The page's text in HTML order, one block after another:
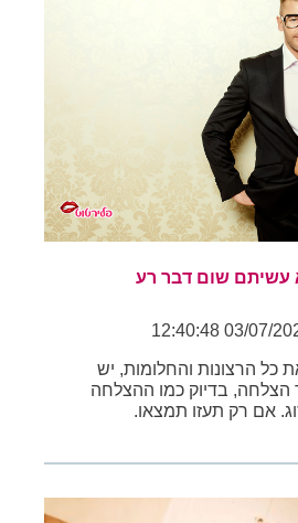
עשיתם שום דבר רע
כל הרצונות והחלומות, יש
הצלחה, בדיוק כמו ההצלחה
אם רק תעזו תמצאו.